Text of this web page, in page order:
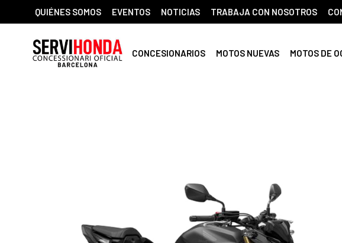
QUIÉNES SOMOS EVENTOS NOTICIAS TRABAJA CON NOSOTROS
CONCESIONARIOS MOTOS NUEVAS MOTOS DE